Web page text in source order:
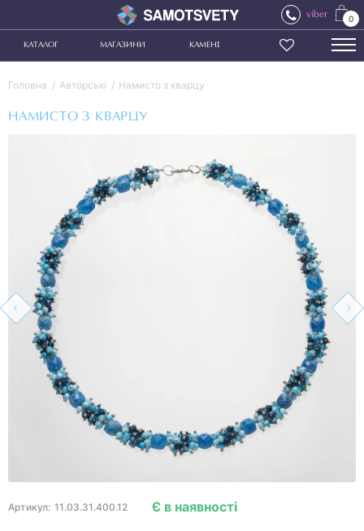
viber 0
КАТАЛОГ МАГАЗИНИ КАМЕНІ
Головна Авторські Намисто з кварцу
НАМИСТО З КВАРЦУ
Артикул: 11.03.31.400.12 Є в наявності